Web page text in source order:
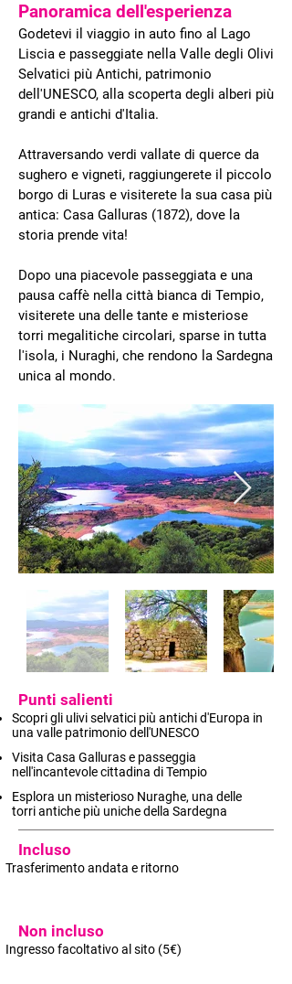
Panoramica dell'esperienza
Godetevi il viaggio in auto fino al Lago
Liscia e passeggiate nella Valle degli Olivi
Selvatici più Antichi, patrimonio
dell'UNESCO, alla scoperta degli alberi più
grandi e antichi d'Italia.
Attraversando verdi vallate di querce da
sughero e vigneti, raggiungerete il piccolo
borgo di Luras e visiterete la sua casa più
antica: Casa Galluras (1872), dove la
storia prende vita!
Dopo una piacevole passeggiata e una
pausa caffè nella città bianca di Tempio,
visiterete una delle tante e misteriose
torri megalitiche circolari, sparse in tutta
l'isola, i Nuraghi, che rendono la Sardegna
unica al mondo.
Punti salienti
Scopri gli ulivi selvatici più antichi d'Europa in
una valle patrimonio dell'UNESCO
Visita Casa Galluras e passeggia
nell'incantevole cittadina di Tempio
Esplora un misterioso Nuraghe, una delle
torri antiche più uniche della Sardegna
Incluso
Trasferimento andata e ritorno
Non incluso
Ingresso facoltativo al sito (5€)